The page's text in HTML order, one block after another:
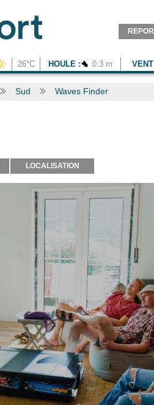
26°C HOULE : 0.3 m
Sud Waves Finder
LOCALISATION